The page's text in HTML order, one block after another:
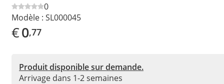
0
Modèle : SL000045
€0,77
Produit disponible sur demande.
Arrivage dans 1-2 semaines